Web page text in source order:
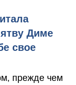
Диме
свое
прежде чем